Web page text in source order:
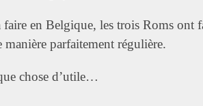
en Belgique, les trois Roms ont
parfaitement régulière.
chose d’utile…